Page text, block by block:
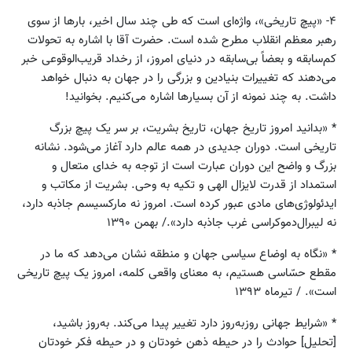
۴- «پیچ تاریخی»، واژه‌ای است که طی چند سال اخیر، بارها از سوی
رهبر معظم انقلاب مطرح شده است. حضرت آقا با اشاره به تحولات
کم‌سابقه و بعضاً بی‌سابقه در دنیای امروز، از رخداد قریب‌الوقوعی خبر
می‌دهند که تغییرات بنیادین و بزرگی را در جهان به دنبال خواهد
داشت. به چند نمونه از آن بسیارها اشاره می‌کنیم. بخوانید!
* «بدانید امروز تاریخ جهان، تاریخ بشریت، بر سر یک پیچ بزرگ
تاریخی است. دوران جدیدی در همه عالم دارد آغاز می‌شود. نشانه‌
بزرگ و واضح این دوران عبارت است از توجه به خدای متعال و
استمداد از قدرت لایزال الهی و تکیه‌ به وحی. بشریت از مکاتب و
ایدئولوژی‌های مادی عبور کرده است. امروز نه مارکسیسم جاذبه دارد،
نه لیبرال‌دموکراسی غرب جاذبه دارد»./ بهمن ۱۳۹۰
* «نگاه به اوضاع سیاسی جهان و منطقه نشان می‌دهد که ما در
مقطع حسّاسی هستیم، به معنای واقعی کلمه، امروز یک پیچ تاریخی
است». / تیرماه ۱۳۹۳
* «شرایط جهانی روزبه‌روز دارد تغییر پیدا می‌کند. به‌روز باشید،
[تحلیل] حوادث را در حیطه‌ ذهن خودتان و در حیطه‌ فکر خودتان